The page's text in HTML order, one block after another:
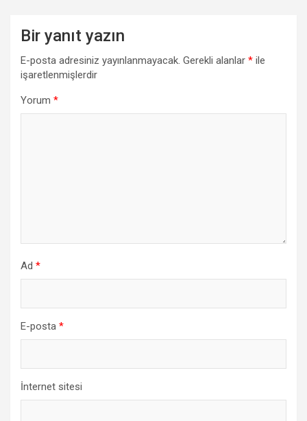
Bir yanıt yazın
E-posta adresiniz yayınlanmayacak. Gerekli alanlar * ile
işaretlenmişlerdir
Yorum *
Ad *
E-posta *
İnternet sitesi